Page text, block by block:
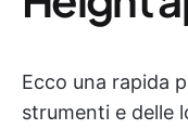
Ecco una rapida
strumenti e delle